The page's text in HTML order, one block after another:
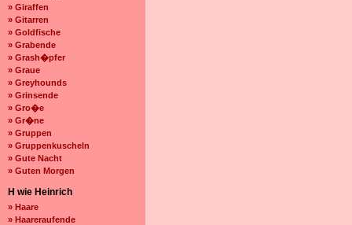
» Giraffen
» Gitarren
» Goldfische
» Grabende
» Grash�pfer
» Graue
» Greyhounds
» Grinsende
» Gro�e
» Gr�ne
» Gruppen
» Gruppenkuscheln
» Gute Nacht
» Guten Morgen
H wie Heinrich
» Haare
» Haareraufende